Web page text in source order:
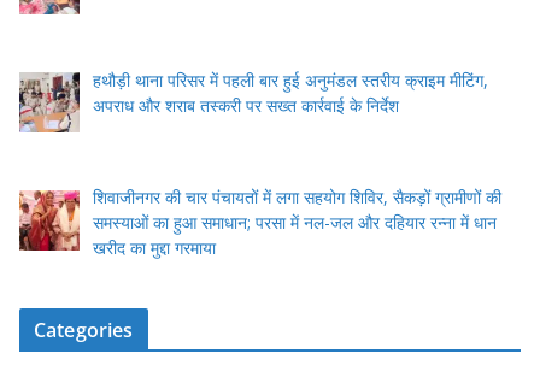
हथौड़ी थाना परिसर में पहली बार हुई अनुमंडल स्तरीय क्राइम मीटिंग,
अपराध और शराब तस्करी पर सख्त कार्रवाई के निर्देश
शिवाजीनगर की चार पंचायतों में लगा सहयोग शिविर, सैकड़ों ग्रामीणों की
समस्याओं का हुआ समाधान; परसा में नल-जल और दहियार रन्ना में धान
खरीद का मुद्दा गरमाया
Categories